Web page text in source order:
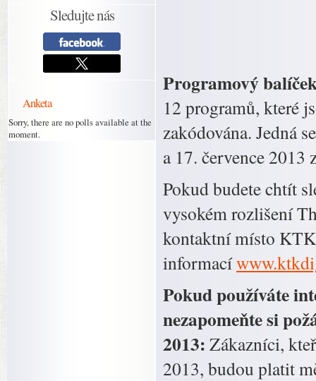
Sledujte nás
Anketa
Sorry, there are no polls available at the
moment.
Programový
12 programů, které
zakódována. Jedná
a 17. července 2013
Pokud budete chtít
vysokém rozlišení
kontaktní místo
informací
Pokud používáte
nezapomeňte si
2013: Zákazníci,
2013, budou platit